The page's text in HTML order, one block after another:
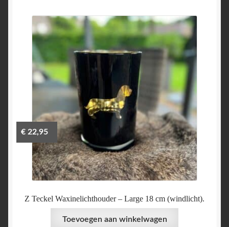
Z Teckel Waxinelichthouder – Large 18 cm (windlicht).
€22,95
Toevoegen aan winkelwagen